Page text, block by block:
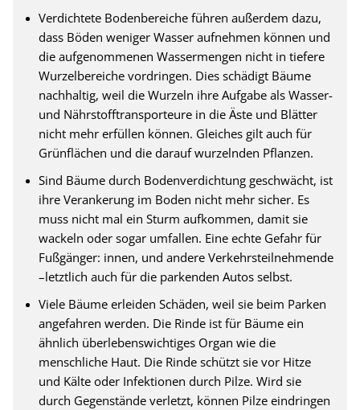
Verdichtete Bodenbereiche führen außerdem dazu,
dass Böden weniger Wasser aufnehmen können und
die aufgenommenen Wassermengen nicht in tiefere
Wurzelbereiche vordringen. Dies schädigt Bäume
nachhaltig, weil die Wurzeln ihre Aufgabe als Wasser-
und Nährstofftransporteure in die Äste und Blätter
nicht mehr erfüllen können. Gleiches gilt auch für
Grünflächen und die darauf wurzelnden Pflanzen.
Sind Bäume durch Bodenverdichtung geschwächt, ist
ihre Verankerung im Boden nicht mehr sicher. Es
muss nicht mal ein Sturm aufkommen, damit sie
wackeln oder sogar umfallen. Eine echte Gefahr für
Fußgänger: innen, und andere Verkehrsteilnehmende
–letztlich auch für die parkenden Autos selbst.
Viele Bäume erleiden Schäden, weil sie beim Parken
angefahren werden. Die Rinde ist für Bäume ein
ähnlich überlebenswichtiges Organ wie die
menschliche Haut. Die Rinde schützt sie vor Hitze
und Kälte oder Infektionen durch Pilze. Wird sie
durch Gegenstände verletzt, können Pilze eindringen